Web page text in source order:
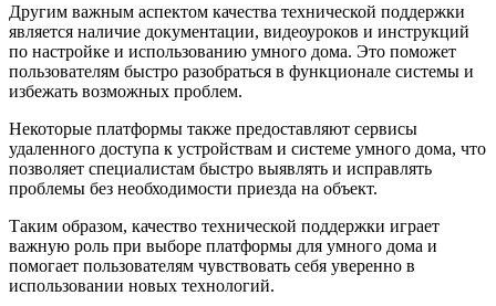
Другим важным аспектом качества технической поддержки
является наличие документации, видеоуроков и инструкций
по настройке и использованию умного дома. Это поможет
пользователям быстро разобраться в функционале системы и
избежать возможных проблем.
Некоторые платформы также предоставляют сервисы
удаленного доступа к устройствам и системе умного дома, что
позволяет специалистам быстро выявлять и исправлять
проблемы без необходимости приезда на объект.
Таким образом, качество технической поддержки играет
важную роль при выборе платформы для умного дома и
помогает пользователям чувствовать себя уверенно в
использовании новых технологий.